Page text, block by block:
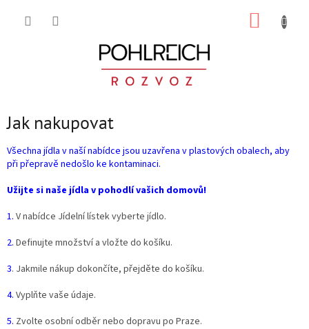
Jak nakupovat
Všechna jídla v naší nabídce jsou uzavřena v plastových obalech, aby
při přepravě nedošlo ke kontaminaci.
Užijte si naše jídla v pohodlí vašich domovů!
1. V nabídce Jídelní lístek vyberte jídlo.
2. Definujte množství a vložte do košíku.
3. Jakmile nákup dokončíte, přejděte do košíku.
4. Vyplňte vaše údaje.
5. Zvolte osobní odběr nebo dopravu po Praze.